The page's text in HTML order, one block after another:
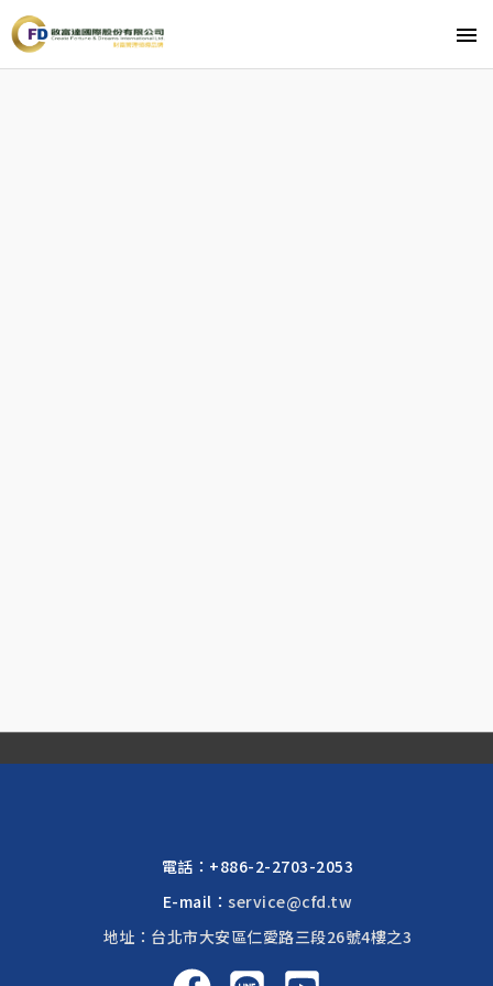
電話： +886-2-2703-2053
E-mail：service@cfd.tw
地址：台北市大安區仁愛路三段26號4樓之3